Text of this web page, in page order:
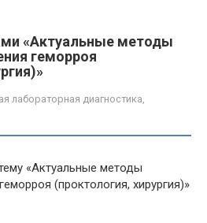
«Актуальные методы
геморроя
лабораторная диагностика
«Актуальные методы
(проктология, хирургия)»